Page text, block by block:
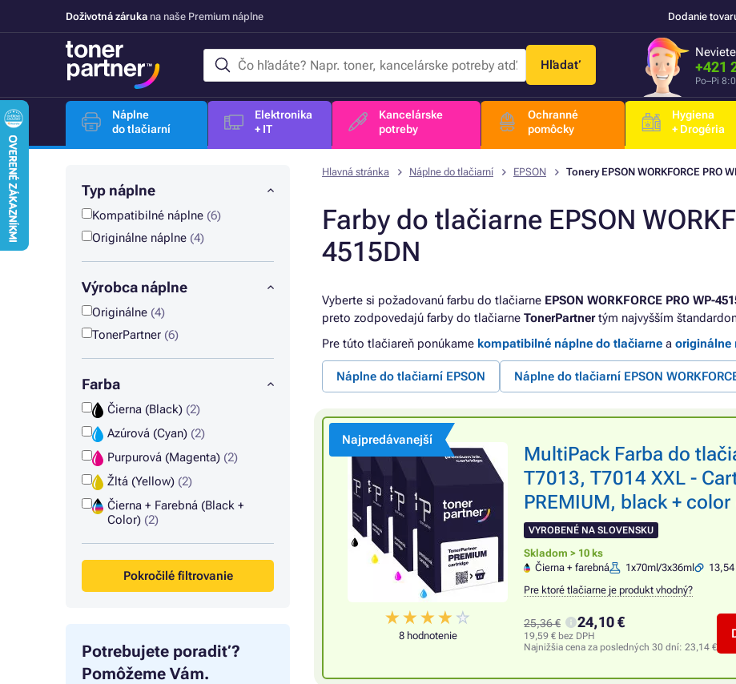
Doživotná záruka na naše Premium náplne Dodanie
Hľadať +421
Po–Pi
Náplne
do tlačiarní
Elektronika
+ IT
Kancelárske
potreby
Ochranné
pomôcky
Hygiena
+ Drogéria
Typ náplne
Kompatibilné náplne (6)
Originálne náplne (4)
Výrobca náplne
Originálne (4)
TonerPartner (6)
Farba
Čierna (Black) (2)
Azúrová (Cyan) (2)
Purpurová (Magenta) (2)
Žltá (Yellow) (2)
Čierna + Farebná (Black +
Color) (2)
Pokročilé filtrovanie
Potrebujete poradiť?
Pomôžeme Vám.
Hlavná stránka Náplne do tlačiarní EPSON Tonery EPSON WORKFORCE PRO
Farby do tlačiarne EPSON
4515DN
Vyberte si požadovanú farbu do tlačiarne EPSON WORKFORCE PRO WP-
preto zodpovedajú farby do tlačiarne TonerPartnertým najvyšším
Pre túto tlačiareň ponúkame kompatibilné náplne do tlačiarne a originálne
Náplne do tlačiarní EPSON Náplne do tlačiarní EPSON
Najpredávanejší
8 hodnotenie
MultiPack Farba do
T7013, T7014 XXL -
PREMIUM, black +
VYROBENÉ NA SLOVENSKU
Skladom > 10 ks
Čierna + farebná
1x70ml/3x36ml
Pre ktoré tlačiarne je produkt vhodný?
25,36 € 24,10 €
19,59 € bez DPH
Najnižšia cena za posledných 30 dní: 23,14 €